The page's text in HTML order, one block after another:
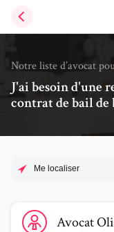
Notre liste d’avocat
J'ai besoin d'une
contrat de bail de
Me localiser
Voir le profil de
Avocat